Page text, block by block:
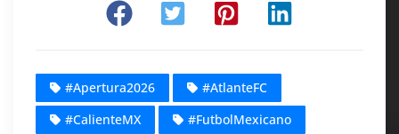
#Apertura2026
#AtlanteFC
#CalienteMX
#FutbolMexicano